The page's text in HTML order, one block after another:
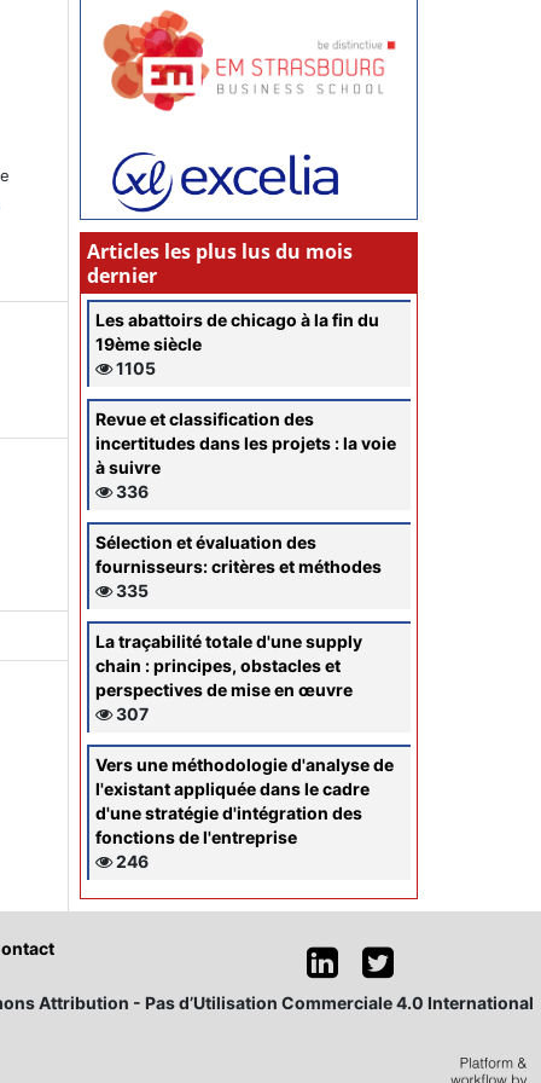
Articles les plus lus du mois
dernier
Les abattoirs de chicago à la fin du
19ème siècle
1105
Revue et classification des
incertitudes dans les projets : la voie
à suivre
336
Sélection et évaluation des
fournisseurs: critères et méthodes
335
La traçabilité totale d'une supply
chain : principes, obstacles et
perspectives de mise en œuvre
307
Vers une méthodologie d'analyse de
l'existant appliquée dans le cadre
d'une stratégie d'intégration des
fonctions de l'entreprise
246
Attribution - Pas d’Utilisation Commerciale 4.0 International